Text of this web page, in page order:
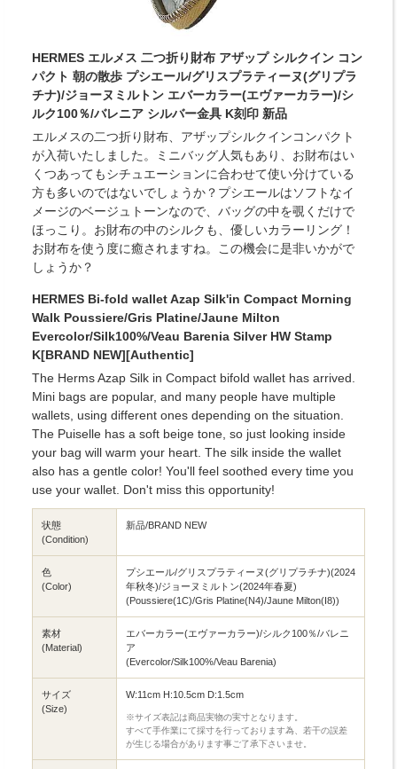
HERMES エルメス 二つ折り財布 アザップ シルクイン コン
パクト 朝の散歩 プシエール/グリスプラティーヌ(グリプラ
チナ)/ジョーヌミルトン エバーカラー(エヴァーカラー)/シ
ルク100％/バレニア シルバー金具 K刻印 新品
エルメスの二つ折り財布、アザップシルクインコンパクト
が入荷いたしました。ミニバッグ人気もあり、お財布はい
くつあってもシチュエーションに合わせて使い分けている
方も多いのではないでしょうか？プシエールはソフトなイ
メージのベージュトーンなので、バッグの中を覗くだけで
ほっこり。お財布の中のシルクも、優しいカラーリング！
お財布を使う度に癒されますね。この機会に是非いかがで
しょうか？
HERMES Bi-fold wallet Azap Silk'in Compact Morning
Walk Poussiere/Gris Platine/Jaune Milton
Evercolor/Silk100%/Veau Barenia Silver HW Stamp
K[BRAND NEW][Authentic]
The Herms Azap Silk in Compact bifold wallet has arrived.
Mini bags are popular, and many people have multiple
wallets, using different ones depending on the situation.
The Puiselle has a soft beige tone, so just looking inside
your bag will warm your heart. The silk inside the wallet
also has a gentle color! You'll feel soothed every time you
use your wallet. Don't miss this opportunity!
状態
(Condition)
新品/BRAND NEW
色
(Color)
プシエール/グリスプラティーヌ(グリプラチナ)(2024
年秋冬)/ジョーヌミルトン(2024年春夏)
(Poussiere(1C)/Gris Platine(N4)/Jaune Milton(I8))
素材
(Material)
エバーカラー(エヴァーカラー)/シルク100％/バレニ
ア
(Evercolor/Silk100%/Veau Barenia)
サイズ
(Size)
W:11cm H:10.5cm D:1.5cm
※サイズ表記は商品実物の実寸となります。
すべて手作業にて採寸を行っております為、若干の誤差
が生じる場合があります事ご了承下さいませ。